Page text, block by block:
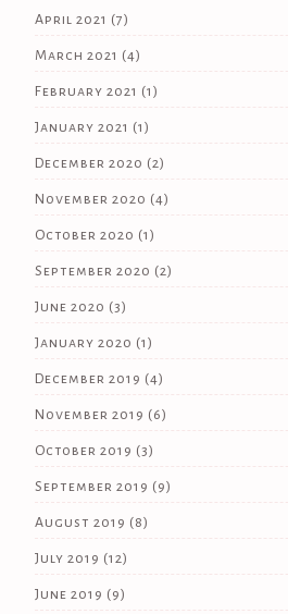
April 2021 (7)
March 2021 (4)
February 2021 (1)
January 2021 (1)
December 2020 (2)
November 2020 (4)
October 2020 (1)
September 2020 (2)
June 2020 (3)
January 2020 (1)
December 2019 (4)
November 2019 (6)
October 2019 (3)
September 2019 (9)
August 2019 (8)
July 2019 (12)
June 2019 (9)